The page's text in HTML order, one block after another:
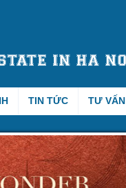
TIN TỨC TƯ VẤN